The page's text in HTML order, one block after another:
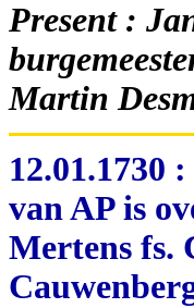
Present :
Martin
12.01.1730
van AP is
Mertens fs.